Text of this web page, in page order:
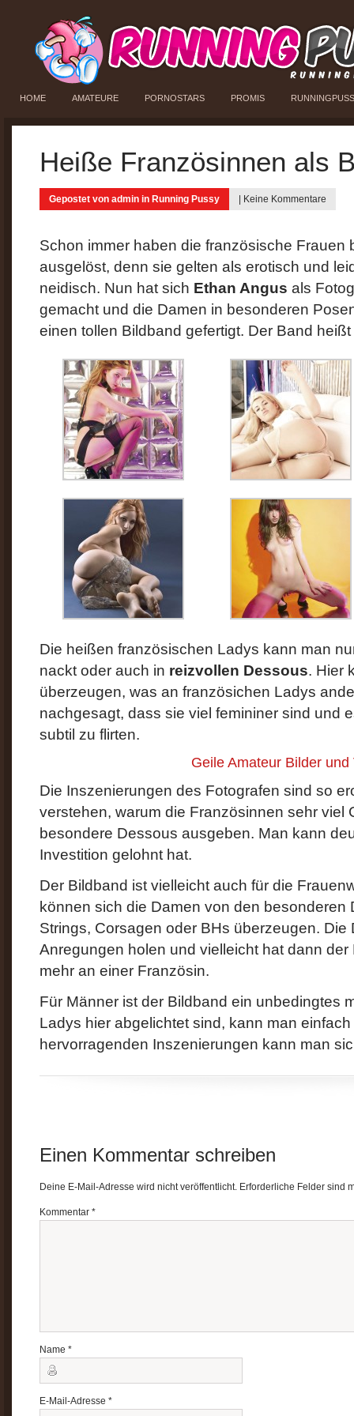
HOME AMATEURE PORNOSTARS PROMIS
Heiße Französinnen als
Gepostet von admin in Running Pussy Keine Kommentare
Schon immer haben die französische Frauen
ausgelöst, denn sie gelten als erotisch und
neidisch. Nun hat sich Ethan Angus als
gemacht und die Damen in besonderen
einen tollen Bildband gefertigt. Der Band heißt
Die heißen französischen Ladys kann man
nackt oder auch in reizvollen Dessous. Hier
überzeugen, was an französichen Ladys
nachgesagt, dass sie viel femininer sind und
subtil zu flirten.
Geile Amateur Bilder und
Die Inszenierungen des Fotografen sind so
verstehen, warum die Französinnen sehr viel
besondere Dessous ausgeben. Man kann
Investition gelohnt hat.
Der Bildband ist vielleicht auch für die
können sich die Damen von den besonderen
Strings, Corsagen oder BHs überzeugen.
Anregungen holen und vielleicht hat dann
mehr an einer Französin.
Für Männer ist der Bildband ein unbedingtes
Ladys hier abgelichtet sind, kann man
hervorragenden Inszenierungen kann man
Einen Kommentar schreiben
Deine E-Mail-Adresse wird nicht veröffentlicht. Erforderliche Felder sind
Kommentar *
Name *
E-Mail-Adresse *